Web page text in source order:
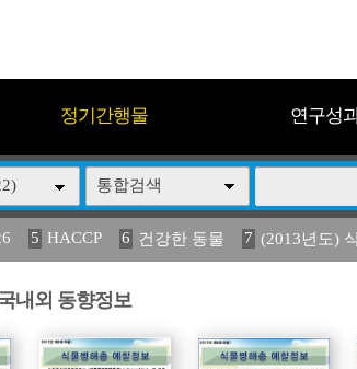
정기간행물 연구성
통합검색
5 HACCP 6 건강한 동물 7 (2013년도)
14 (2013년도) 식 15 구제역 16 관리 17
내외 동향정보